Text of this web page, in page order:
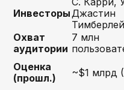
ИнвесторыДжастин
Охват
аудитории
7 млн
Оценка
(прошл.)
~$1 млрд